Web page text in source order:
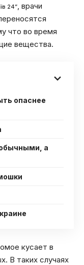
24” , врачи
что во время
вещества.
опаснее
а
кусает в
В таких случаях